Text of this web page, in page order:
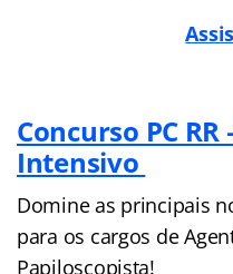
Concurso PC
Intensivo
Domine as principais
para os cargos de
Papiloscopista!